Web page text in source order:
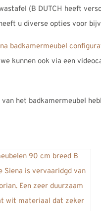
(B DUTCH heeft
u diverse opties voor
badkamermeubel
kunnen ook via een
het badkamermeubel